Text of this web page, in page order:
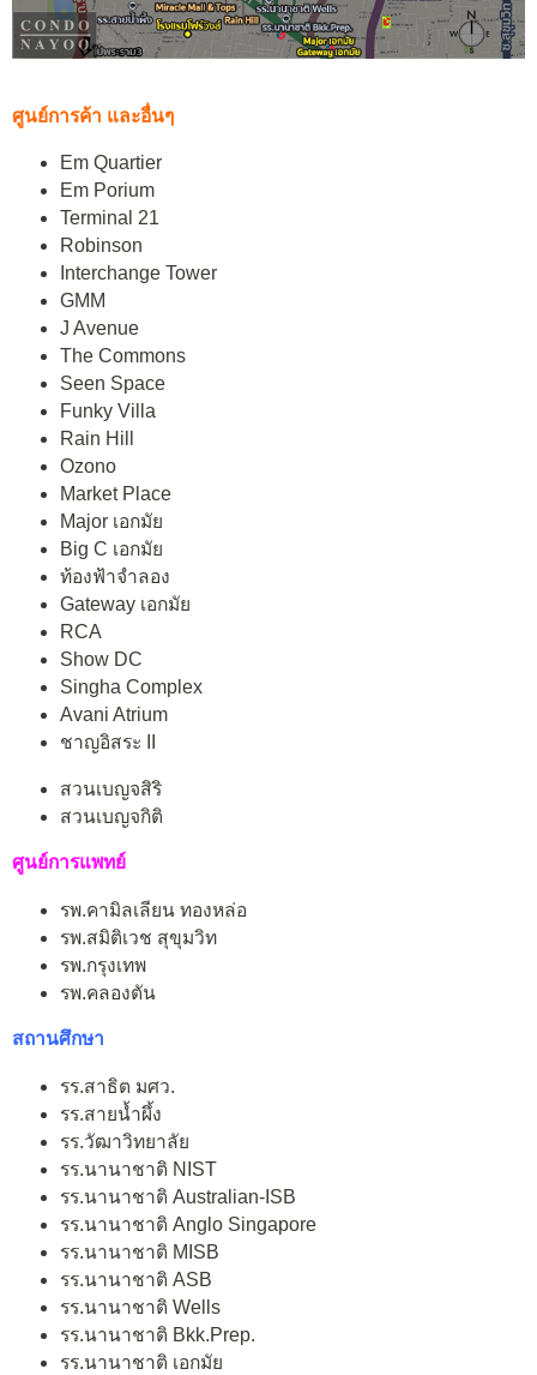
ศูนย์การค้า และอื่นๆ
Em Quartier
Em Porium
Terminal 21
Robinson
Interchange Tower
GMM
J Avenue
The Commons
Seen Space
Funky Villa
Rain Hill
Ozono
Market Place
Major เอกมัย
Big C เอกมัย
ท้องฟ้าจำลอง
Gateway เอกมัย
RCA
Show DC
Singha Complex
Avani Atrium
ชาญอิสระ II
สวนเบญจสิริ
สวนเบญจกิติ
ศูนย์การแพทย์
รพ.คามิลเลียน ทองหล่อ
รพ.สมิติเวช สุขุมวิท
รพ.กรุงเทพ
รพ.คลองตัน
สถานศึกษา
รร.สาธิต มศว.
รร.สายน้ำผึ้ง
รร.วัฒาวิทยาลัย
รร.นานาชาติ NIST
รร.นานาชาติ Australian-ISB
รร.นานาชาติ Anglo Singapore
รร.นานาชาติ MISB
รร.นานาชาติ ASB
รร.นานาชาติ Wells
รร.นานาชาติ Bkk.Prep.
รร.นานาชาติ เอกมัย